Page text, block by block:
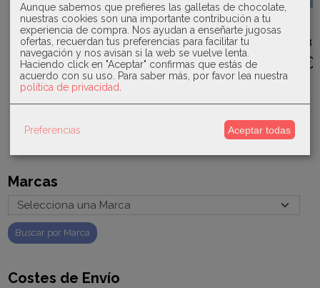
Marcas
Costes de Envío
Pijama con
cuello de
pique...
25,88 €
34,50 €
Mac Ilusión-
Toquilla
volante-...
45,00 €
Taza termo
entrenamiento...
22,00 €
Mayoral -
Saco de
dormir 19539
46,00 €
Aunque sabemos que prefieres las galletas de chocolate,
nuestras cookies son una importante contribución a tu
experiencia de compra. Nos ayudan a enseñarte jugosas
ofertas, recuerdan tus preferencias para facilitar tu
navegación y nos avisan si la web se vuelve lenta.
Haciendo click en "Aceptar" confirmas que estás de
acuerdo con su uso.
Para saber más, por favor lea nuestra
política de privacidad
Preferencias Aceptar todas